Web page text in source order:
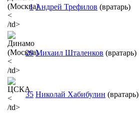
<
/td>
1 Андрей Трефилов (вратарь)
<
/td>
29 Михаил Шталенков (вратарь)
<
/td>
35 Николай Хабибулин (вратарь)